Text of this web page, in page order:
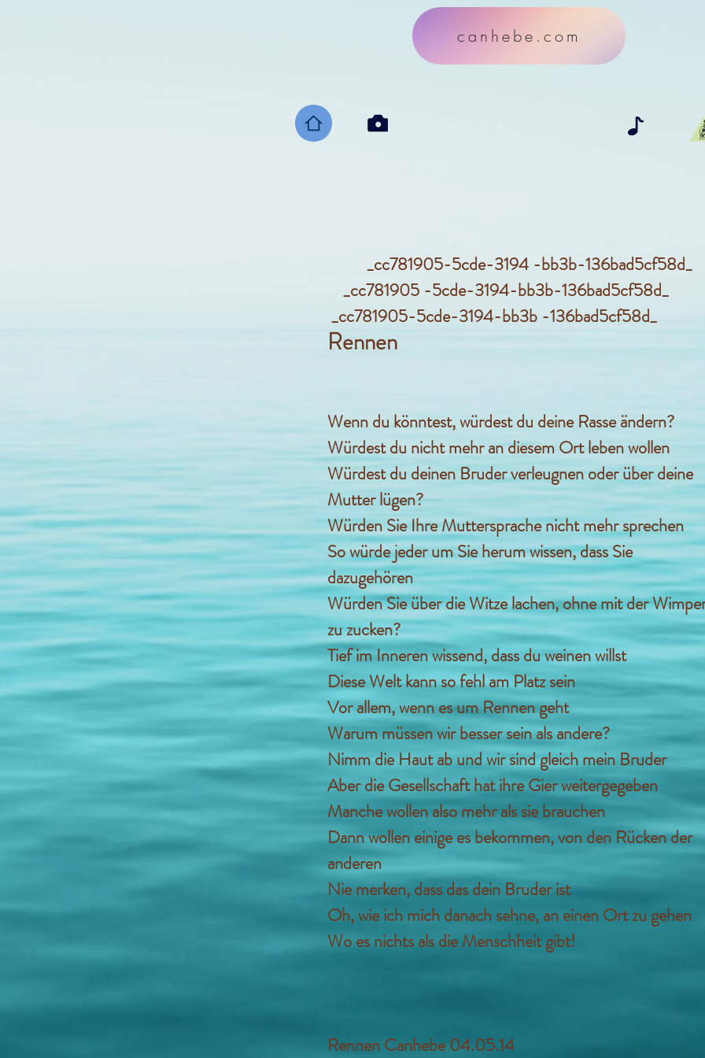
canhebe.com
_cc781905-5cde-3194 -bb3b-
_cc781905 -5cde-3194-bb3b-136bad5cf58d_
_cc781905-5cde-3194-bb3b -136bad5cf58d_
Rennen
Wenn du könntest, würdest du deine Rasse ändern?
Würdest du nicht mehr an diesem Ort leben wollen
Würdest du deinen Bruder verleugnen oder über deine
Mutter lügen?
Würden Sie Ihre Muttersprache nicht mehr sprechen
So würde jeder um Sie herum wissen, dass Sie
dazugehören
Würden Sie über die Witze lachen, ohne mit der
zu zucken?
Tief im Inneren wissend, dass du weinen willst
Diese Welt kann so fehl am Platz sein
Vor allem, wenn es um Rennen geht
Warum müssen wir besser sein als andere?
Nimm die Haut ab und wir sind gleich mein Bruder
Aber die Gesellschaft hat ihre Gier weitergegeben
Manche wollen also mehr als sie brauchen
Dann wollen einige es bekommen, von den Rücken der
anderen
Nie merken, dass das dein Bruder ist
Oh, wie ich mich danach sehne, an einen Ort zu gehen
Wo es nichts als die Menschheit gibt!
Rennen Canhebe 04.05.14